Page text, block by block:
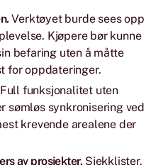
Verktøyet burde sees opp
Kjøpere bør kunne
befaring uten å måtte
for oppdateringer.
Full funksjonalitet uten
sømløs synkronisering ved
krevende arealene der
av prosjekter. Sjekklister,